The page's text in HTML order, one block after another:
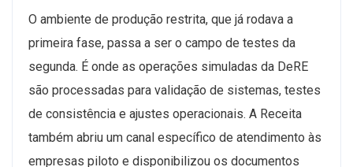
O ambiente de produção restrita, que já rodava a
primeira fase, passa a ser o campo de testes da
segunda. É onde as operações simuladas da DeRE
são processadas para validação de sistemas, testes
de consistência e ajustes operacionais. A Receita
também abriu um canal específico de atendimento às
empresas piloto e disponibilizou os documentos